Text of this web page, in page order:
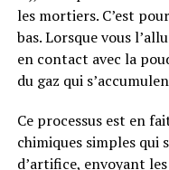
les mortiers. C’est
bas. Lorsque vous
en contact avec la
du gaz qui
Ce processus est en
chimiques simples qui
d’artifice, envoyant